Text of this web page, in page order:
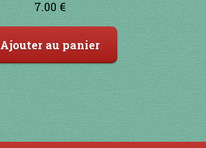
7.00 €
Ajouter au panier